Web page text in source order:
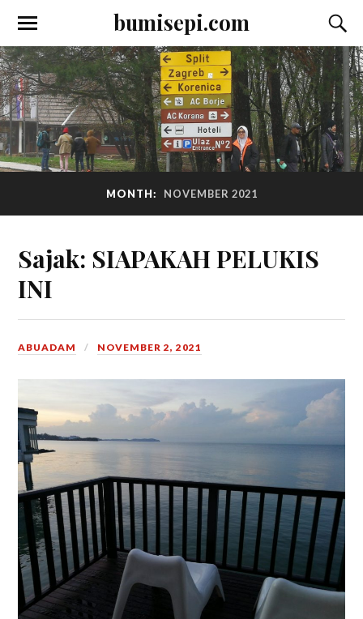
bumisepi.com
MONTH: NOVEMBER 2021
Sajak: SIAPAKAH PELUKIS
INI
ABUADAM NOVEMBER 2, 2021